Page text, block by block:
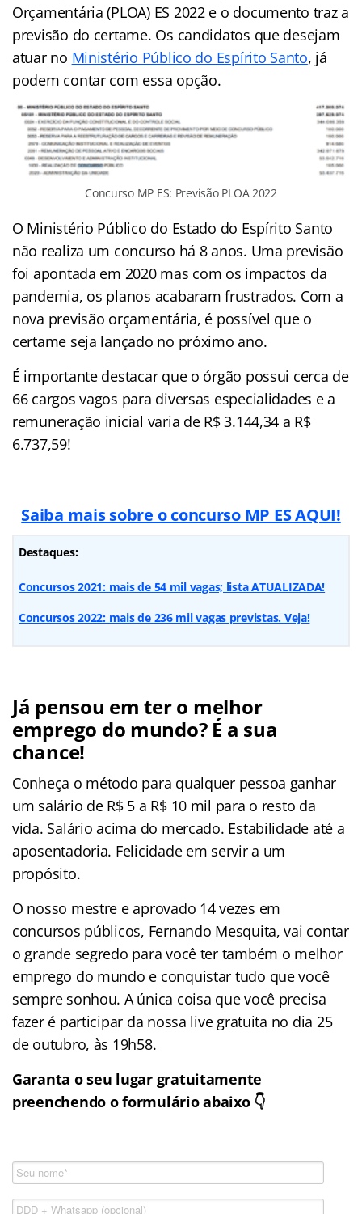
Orçamentária (PLOA) ES 2022 e o documento traz a
previsão do certame. Os candidatos que desejam
atuar no Ministério Público do Espírito Santo, já
podem contar com essa opção.
Concurso MP ES: Previsão PLOA 2022
O Ministério Público do Estado do Espírito Santo
não realiza um concurso há 8 anos. Uma previsão
foi apontada em 2020 mas com os impactos da
pandemia, os planos acabaram frustrados. Com a
nova previsão orçamentária, é possível que o
certame seja lançado no próximo ano.
É importante destacar que o órgão possui cerca de
66 cargos vagos para diversas especialidades e a
remuneração inicial varia de R$ 3.144,34 a R$
6.737,59!
Saiba mais sobre o concurso MP ES AQUI!
Destaques:
Concursos 2021: mais de 54 mil vagas; lista ATUALIZADA!
Concursos 2022: mais de 236 mil vagas previstas. Veja!
Já pensou em ter o melhor
emprego do mundo? É a sua
chance!
Conheça o método para qualquer pessoa ganhar
um salário de R$ 5 a R$ 10 mil para o resto da
vida. Salário acima do mercado. Estabilidade até a
aposentadoria. Felicidade em servir a um
propósito.
O nosso mestre e aprovado 14 vezes em
concursos públicos, Fernando Mesquita, vai contar
o grande segredo para você ter também o melhor
emprego do mundo e conquistar tudo que você
sempre sonhou. A única coisa que você precisa
fazer é participar da nossa live gratuita no dia 25
de outubro, às 19h58.
Garanta o seu lugar gratuitamente
preenchendo o formulário abaixo 👇